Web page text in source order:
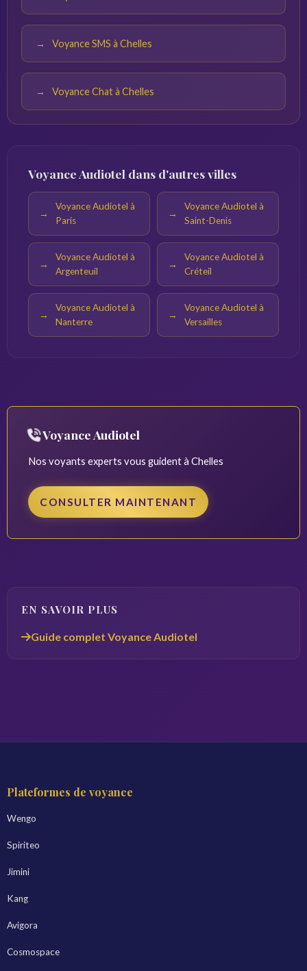
Voyance SMS à Chelles
Voyance Chat à Chelles
Voyance Audiotel dans d'autres villes
Voyance Audiotel à
Paris
Voyance Audiotel à
Saint-Denis
Voyance Audiotel à
Argenteuil
Voyance Audiotel à
Créteil
Voyance Audiotel à
Nanterre
Voyance Audiotel à
Versailles
Voyance Audiotel
Nos voyants experts vous guident à Chelles
CONSULTER MAINTENANT
EN SAVOIR PLUS
Guide complet Voyance Audiotel
Plateformes de voyance
Wengo
Spiriteo
Jimini
Kang
Avigora
Cosmospace